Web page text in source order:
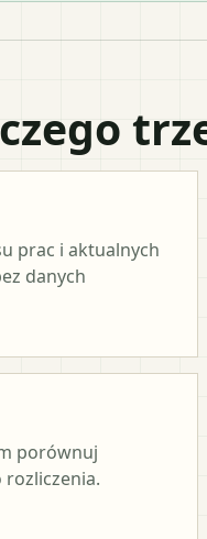
prac i aktualnych
danych
porównuj